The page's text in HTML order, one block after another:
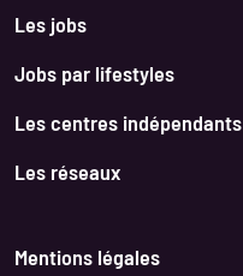
Les jobs
Jobs par lifestyles
Les centres indépendants
Les réseaux
Mentions légales